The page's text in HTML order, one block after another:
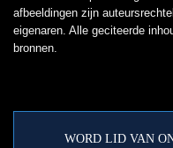
afbeeldingen zijn
eigenaren. Alle geciteerde
bronnen.
WORD LID VAN